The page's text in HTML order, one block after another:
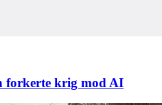
forkerte krig mod AI